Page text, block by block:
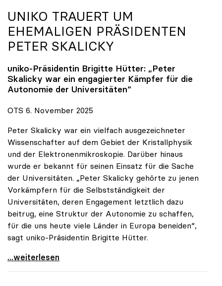
UNIKO TRAUERT UM
EHEMALIGEN PRÄSIDENTEN
PETER SKALICKY
uniko-Präsidentin Brigitte Hütter: „Peter
Skalicky war ein engagierter Kämpfer für die
Autonomie der Universitäten“
OTS 6. November 2025
Peter Skalicky war ein vielfach ausgezeichneter
Wissenschafter auf dem Gebiet der Kristallphysik
und der Elektronenmikroskopie. Darüber hinaus
wurde er bekannt für seinen Einsatz für die Sache
der Universitäten. „Peter Skalicky gehörte zu jenen
Vorkämpfern für die Selbstständigkeit der
Universitäten, deren Engagement letztlich dazu
beitrug, eine Struktur der Autonomie zu schaffen,
für die uns heute viele Länder in Europa beneiden“,
sagt uniko-Präsidentin Brigitte Hütter.
uniko trauert um ehemaligen Präsidenten Peter
...weiterlesen